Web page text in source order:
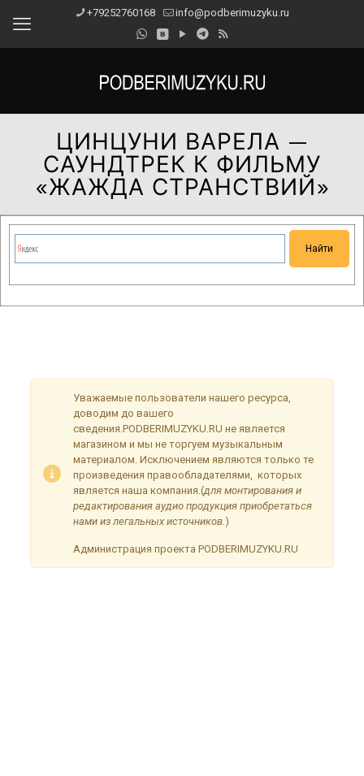
+79252760168 info@podberimuzyku.ru
ЦИНЦУНИ ВАРЕЛА —
САУНДТРЕК К ФИЛЬМУ
«ЖАЖДА СТРАНСТВИЙ»
Уважаемые пользователи нашего ресурса,
доводим до вашего
сведения.PODBERIMUZYKU.RU не является
магазином и мы не торгуем музыкальным
материалом. Исключением являются только те
произведения правообладателями, которых
является наша компания.(для монтирования и
редактирования аудио продукция приобретаться
нами из легальных источников.)
Администрация проекта PODBERIMUZYKU.RU